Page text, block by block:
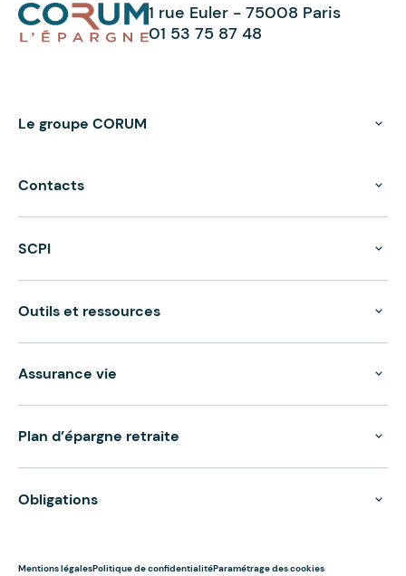
1 rue Euler - 75008 Paris
01 53 75 87 48
Le groupe CORUM
Contacts
SCPI
Outils et ressources
Assurance vie
Plan d’épargne retraite
Obligations
Mentions légalesPolitique de confidentialitéParamétrage des cookies